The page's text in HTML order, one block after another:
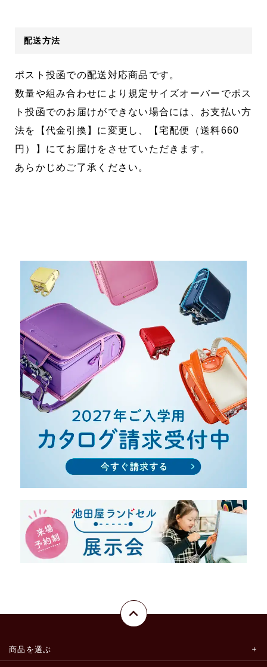
配送方法
ポスト投函での配送対応商品です。
数量や組み合わせにより規定サイズオーバーでポス
ト投函でのお届けができない場合には、お支払い方
法を【代金引換】に変更し、【宅配便（送料660
円）】にてお届けをさせていただきます。
あらかじめご了承ください。
商品を選ぶ